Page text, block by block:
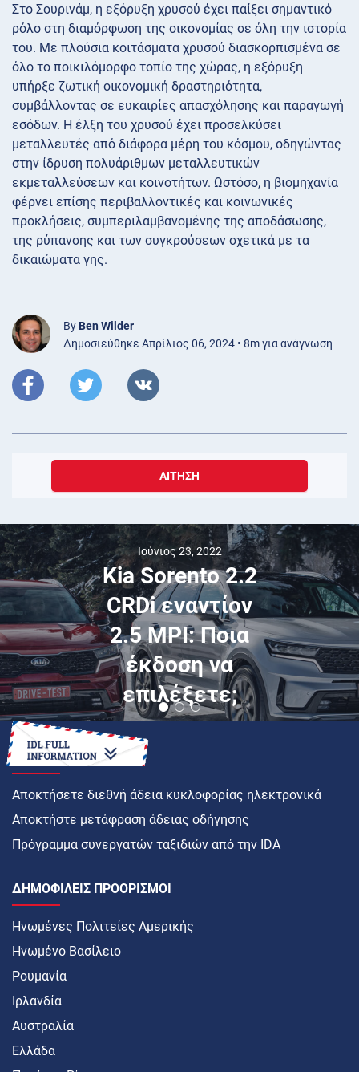
Στο Σουρινάμ, η εξόρυξη χρυσού έχει παίξει σημαντικό
ρόλο στη διαμόρφωση της οικονομίας σε όλη την ιστορία
του. Με πλούσια κοιτάσματα χρυσού διασκορπισμένα σε
όλο το ποικιλόμορφο τοπίο της χώρας, η εξόρυξη
υπήρξε ζωτική οικονομική δραστηριότητα,
συμβάλλοντας σε ευκαιρίες απασχόλησης και παραγωγή
εσόδων. Η έλξη του χρυσού έχει προσελκύσει
μεταλλευτές από διάφορα μέρη του κόσμου, οδηγώντας
στην ίδρυση πολυάριθμων μεταλλευτικών
εκμεταλλεύσεων και κοινοτήτων. Ωστόσο, η βιομηχανία
φέρνει επίσης περιβαλλοντικές και κοινωνικές
προκλήσεις, συμπεριλαμβανομένης της αποδάσωσης,
της ρύπανσης και των συγκρούσεων σχετικά με τα
δικαιώματα γης.
By Ben Wilder
Δημοσιεύθηκε Απρίλιος 06, 2024 • 8m για ανάγνωση
ΑΊΤΗΣΗ
Ιούνιος 23, 2022
Kia Sorento 2.2
CRDi εναντίον
2.5 MPI: Ποια
έκδοση να
επιλέξετε;
ΠΏΣ ΝΑ
Αποκτήσετε διεθνή άδεια κυκλοφορίας ηλεκτρονικά
Αποκτήστε μετάφραση άδειας οδήγησης
Πρόγραμμα συνεργατών ταξιδιών από την IDA
ΔΗΜΟΦΙΛΕΊΣ ΠΡΟΟΡΙΣΜΟΊ
Ηνωμένες Πολιτείες Αμερικής
Ηνωμένο Βασίλειο
Ρουμανία
Ιρλανδία
Αυστραλία
Ελλάδα